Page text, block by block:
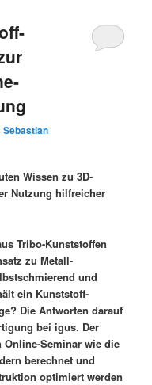
Sebastian
Wissen zu 3D-
Nutzung hilfreicher
Tribo-Kunststoffen
zu Metall-
und
ein Kunststoff-
Die Antworten darauf
bei igus. Der
Seminar wie die
berechnet und
optimiert werden